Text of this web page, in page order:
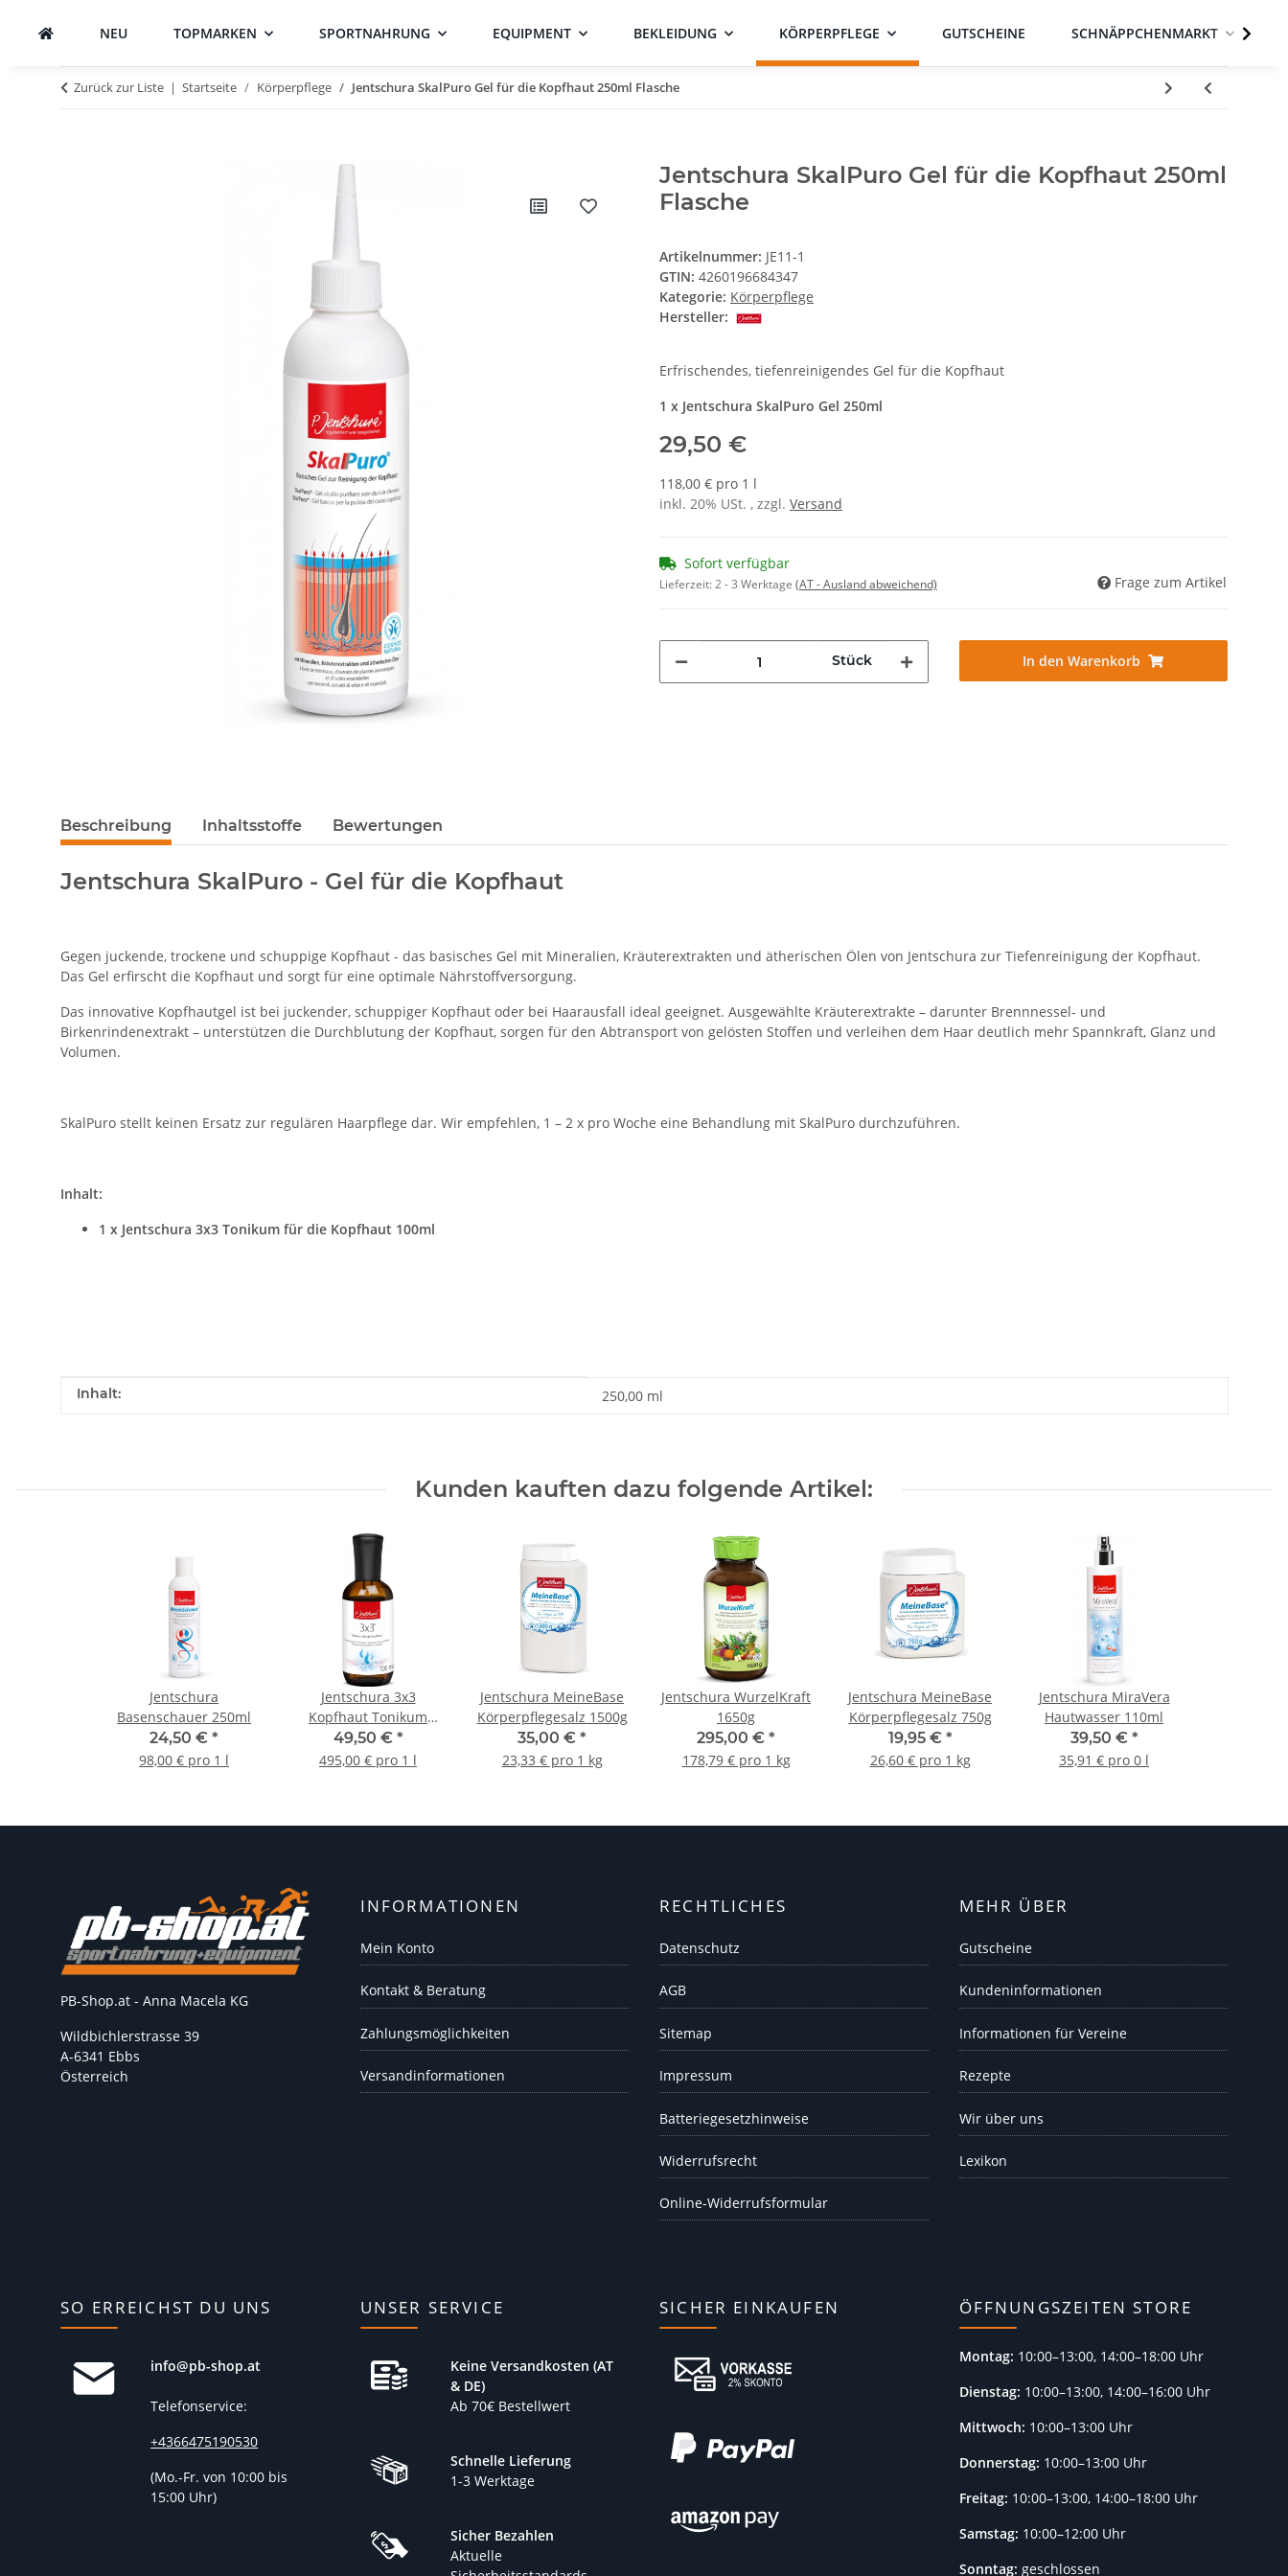
NEU TOPMARKEN SPORTNAHRUNG EQUIPMENT BEKLEIDUNG KÖRPERPFLEGE GUTSCHEINE SCHNÄPPCHENMARKT
Zurück zur Liste Startseite Körperpflege Jentschura SkalPuro Gel für die Kopfhaut 250ml Flasche
Jentschura SkalPuro Gel für die Kopfhaut 250ml
Flasche
Artikelnummer: JE11-1
GTIN: 4260196684347
Kategorie: Körperpflege
Hersteller:
Erfrischendes, tiefenreinigendes Gel für die Kopfhaut
1 x Jentschura SkalPuro Gel 250ml
29,50 €
118,00 € pro 1 l
inkl. 20% USt. , zzgl. Versand
Sofort verfügbar
Lieferzeit:2 - 3 Werktage (AT - Ausland abweichend) Frage zum Artikel
Stück In den Warenkorb
Beschreibung Inhaltsstoffe Bewertungen
Jentschura SkalPuro - Gel für die Kopfhaut
Gegen juckende, trockene und schuppige Kopfhaut - das basisches Gel mit Mineralien, Kräuterextrakten und ätherischen Ölen von Jentschura zur Tiefenreinigung der Kopfhaut.
Das Gel erfirscht die Kopfhaut und sorgt für eine optimale Nährstoffversorgung.
Das innovative Kopfhautgel ist bei juckender, schuppiger Kopfhaut oder bei Haarausfall ideal geeignet. Ausgewählte Kräuterextrakte – darunter Brennnessel- und
Birkenrindenextrakt – unterstützen die Durchblutung der Kopfhaut, sorgen für den Abtransport von gelösten Stoffen und verleihen dem Haar deutlich mehr Spannkraft, Glanz und
Volumen.
SkalPuro stellt keinen Ersatz zur regulären Haarpflege dar. Wir empfehlen, 1 – 2 x pro Woche eine Behandlung mit SkalPuro durchzuführen.
Inhalt:
1 x Jentschura 3x3 Tonikum für die Kopfhaut 100ml
Produkteigenschaft
Wert
Inhalt: 250,00 ml
Kunden kauften dazu folgende Artikel:
Jentschura
Basenschauer 250ml
24,50 € *
98,00 € pro 1 l
Jentschura 3x3
Kopfhaut Tonikum
Haartropfen 100ml
49,50 € *
495,00 € pro 1 l
Jentschura MeineBase
Körperpflegesalz 1500g
35,00 € *
23,33 € pro 1 kg
Jentschura WurzelKraft
1650g
295,00 € *
178,79 € pro 1 kg
Jentschura MeineBase
Körperpflegesalz 750g
19,95 € *
26,60 € pro 1 kg
Jentschura MiraVera
Hautwasser 110ml
39,50 € *
35,91 € pro 0 l
PB-Shop.at - Anna Macela KG
Wildbichlerstrasse 39
A-6341 Ebbs
Österreich
INFORMATIONEN
Mein Konto
Kontakt & Beratung
Zahlungsmöglichkeiten
Versandinformationen
RECHTLICHES
Datenschutz
AGB
Sitemap
Impressum
Batteriegesetzhinweise
Widerrufsrecht
Online-Widerrufsformular
MEHR ÜBER
Gutscheine
Kundeninformationen
Informationen für Vereine
Rezepte
Wir über uns
Lexikon
SO ERREICHST DU UNS
info@pb-shop.at
Telefonservice:
+4366475190530
(Mo.-Fr. von 10:00 bis
15:00 Uhr)
UNSER SERVICE
Keine Versandkosten (AT
& DE)
Ab 70€ Bestellwert
Schnelle Lieferung
1-3 Werktage
Sicher Bezahlen
Aktuelle
SICHER EINKAUFEN ÖFFNUNGSZEITEN STORE
Montag: 10:00–13:00, 14:00–18:00 Uhr
Dienstag: 10:00–13:00, 14:00–16:00 Uhr
Mittwoch: 10:00–13:00 Uhr
Donnerstag: 10:00–13:00 Uhr
Freitag: 10:00–13:00, 14:00–18:00 Uhr
Samstag: 10:00–12:00 Uhr
Sonntag: geschlossen